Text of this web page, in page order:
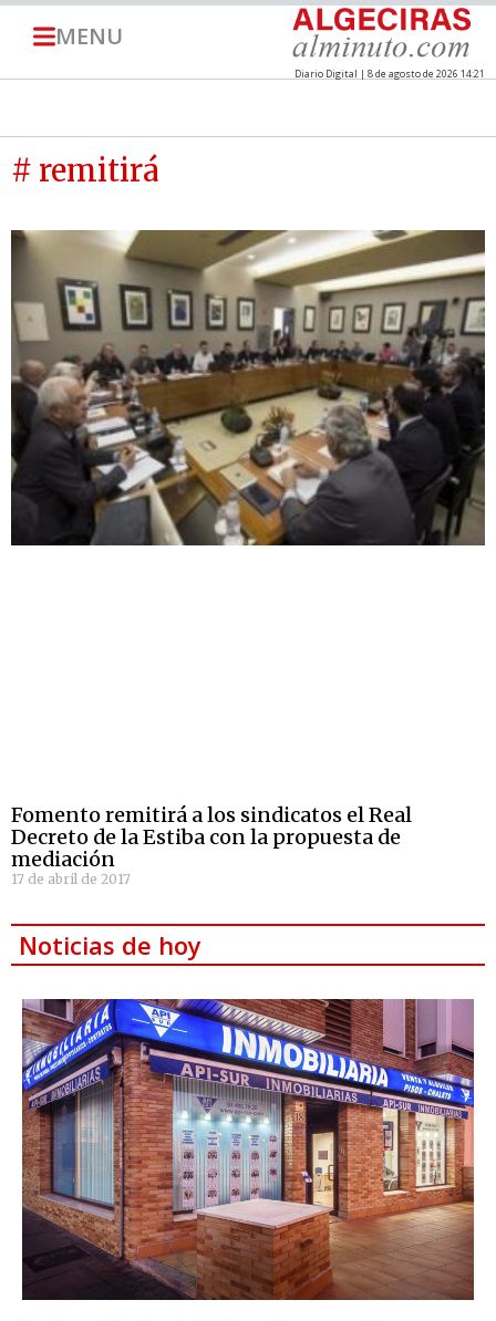
MENU
Diario Digital | 8 de agosto de 2026 14:21
# remitirá
Fomento remitirá a los sindicatos el Real
Decreto de la Estiba con la propuesta de
mediación
17 de abril de 2017
Noticias de hoy